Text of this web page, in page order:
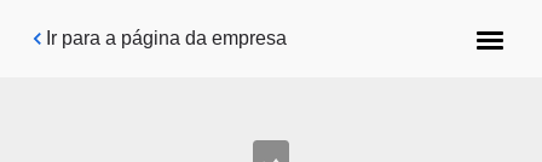
Pular para o conteúdo principal
Ir para a página da empresa